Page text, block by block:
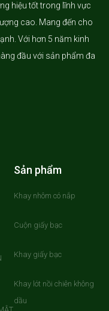
hiệu tốt trong lĩnh vực
cao. Mang đến cho
Với hơn 5 năm kinh
đầu với sản phẩm đa
Sản phẩm
Khay nhôm có nắp
Cuộn giấy bạc
Khay giấy bạc
Khay lót nồi chiên không
dầu